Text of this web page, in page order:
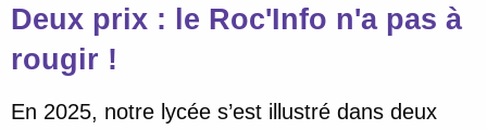
Deux prix : le Roc'Info n'a pas à
rougir !
En 2025, notre lycée s’est illustré dans deux